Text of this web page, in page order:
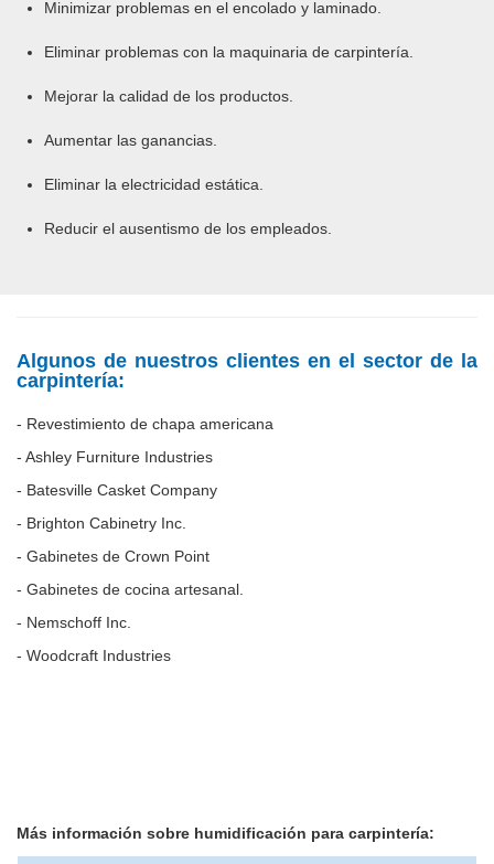
Minimizar problemas en el encolado y laminado.
Eliminar problemas con la maquinaria de carpintería.
Mejorar la calidad de los productos.
Aumentar las ganancias.
Eliminar la electricidad estática.
Reducir el ausentismo de los empleados.
Algunos de nuestros clientes en el sector de la
carpintería:
- Revestimiento de chapa americana
- Ashley Furniture Industries
- Batesville Casket Company
- Brighton Cabinetry Inc.
- Gabinetes de Crown Point
- Gabinetes de cocina artesanal.
- Nemschoff Inc.
- Woodcraft Industries
Más información sobre humidificación para carpintería: